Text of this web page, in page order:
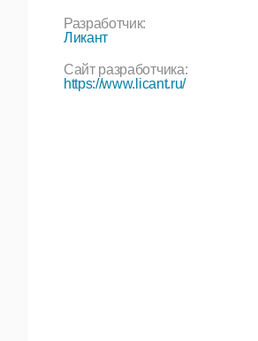
Разработчик:
Ликант
Сайт разработчика:
https://www.licant.ru/